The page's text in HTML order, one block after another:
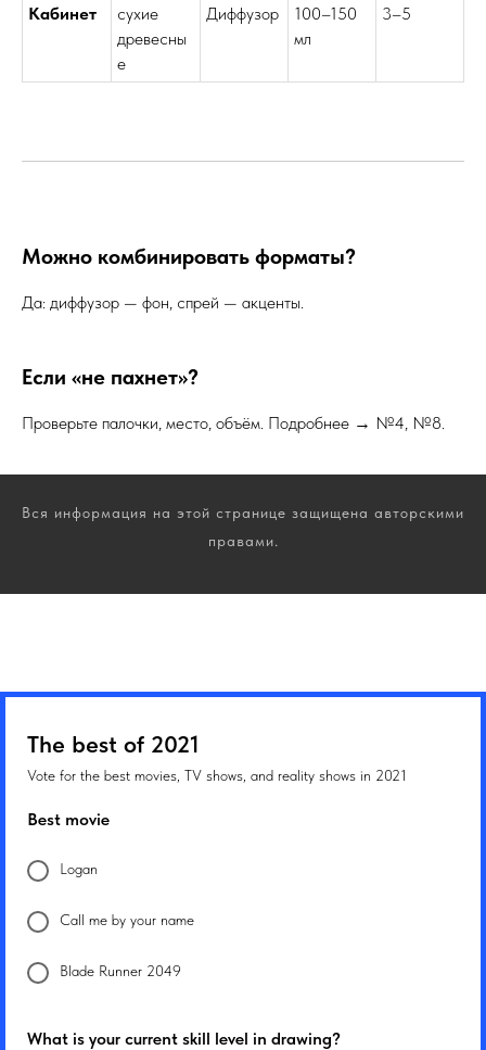
Кабинет
сухие
древесны
е
Диффузор
100–150
мл
3–5
Можно комбинировать форматы?
Да: диффузор — фон, спрей — акценты.
Если «не пахнет»?
Проверьте палочки, место, объём. Подробнее → №4, №8.
Вся информация на этой странице защищена авторскими
правами.
The best of 2021
Vote for the best movies, TV shows, and reality shows in 2021
Best movie
Logan
Call me by your name
Blade Runner 2049
What is your current skill level in drawing?